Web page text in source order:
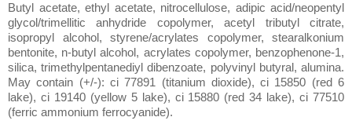
Butyl acetate, ethyl acetate, nitrocellulose, adipic acid/neopentyl
glycol/trimellitic anhydride copolymer, acetyl tributyl citrate,
isopropyl alcohol, styrene/acrylates copolymer, stearalkonium
bentonite, n-butyl alcohol, acrylates copolymer, benzophenone-1,
silica, trimethylpentanediyl dibenzoate, polyvinyl butyral, alumina.
May contain (+/-): ci 77891 (titanium dioxide), ci 15850 (red 6
lake), ci 19140 (yellow 5 lake), ci 15880 (red 34 lake), ci 77510
(ferric ammonium ferrocyanide).